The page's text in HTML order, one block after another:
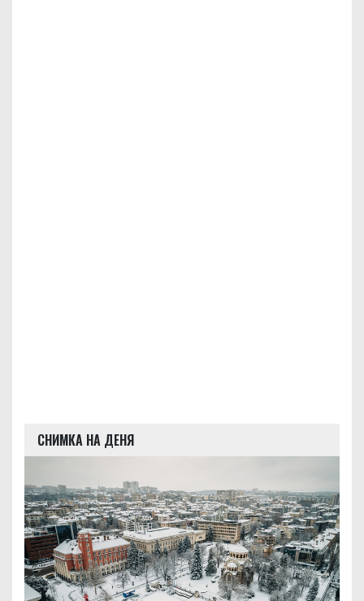
СНИМКА НА ДЕНЯ